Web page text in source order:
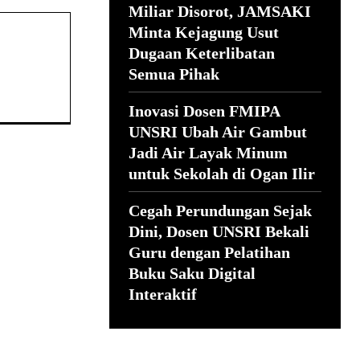
Miliar Disorot, JAMSAKI
Minta Kejagung Usut
Dugaan Keterlibatan
Semua Pihak
Inovasi Dosen FMIPA
UNSRI Ubah Air Gambut
Jadi Air Layak Minum
untuk Sekolah di Ogan Ilir
Cegah Perundungan Sejak
Dini, Dosen UNSRI Bekali
Guru dengan Pelatihan
Buku Saku Digital
Interaktif